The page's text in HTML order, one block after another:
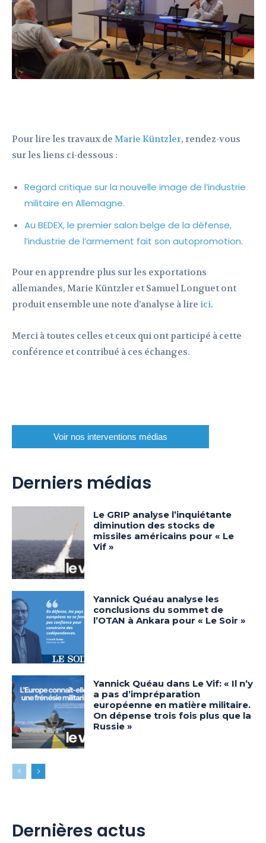
Pour lire les travaux de Marie Küntzler, rendez-vous
sur les liens ci-dessous :
Regard critique sur la nouvelle image de l’industrie
militaire en Allemagne.
Au BEDEX, le premier salon belge de la défense,
l’industrie de l’armement fait son autopromotion.
Pour en apprendre plus sur les exportations
allemandes, Marie Küntzler et Samuel Longuet ont
produit ensemble une note d’analyse à lire ici.
Merci à toutes celles et ceux qui ont participé à cette
conférence et contribué à ces échanges.
Voir nos interventions médias
Derniers médias
Le GRIP analyse l’inquiétante
diminution des stocks de
missiles américains pour « Le
Vif »
Yannick Quéau analyse les
conclusions du sommet de
l’OTAN à Ankara pour « Le Soir »
Yannick Quéau dans Le Vif: « Il n’y
a pas d’impréparation
européenne en matière militaire.
On dépense trois fois plus que la
Russie »
Dernières actus